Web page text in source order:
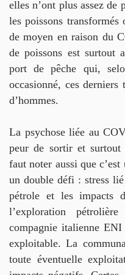
elles n’ont plus assez de
les poissons
de moyen en raison du
de poissons est surtout
port de pêche qui,
occasionné, ces derniers
d’hommes.
La psychose liée au
peur de sortir et surtout
faut noter aussi que
un double défi : stress
pétrole et les impacts
l’exploration
compagnie italienne
exploitable. La
toute éventuelle